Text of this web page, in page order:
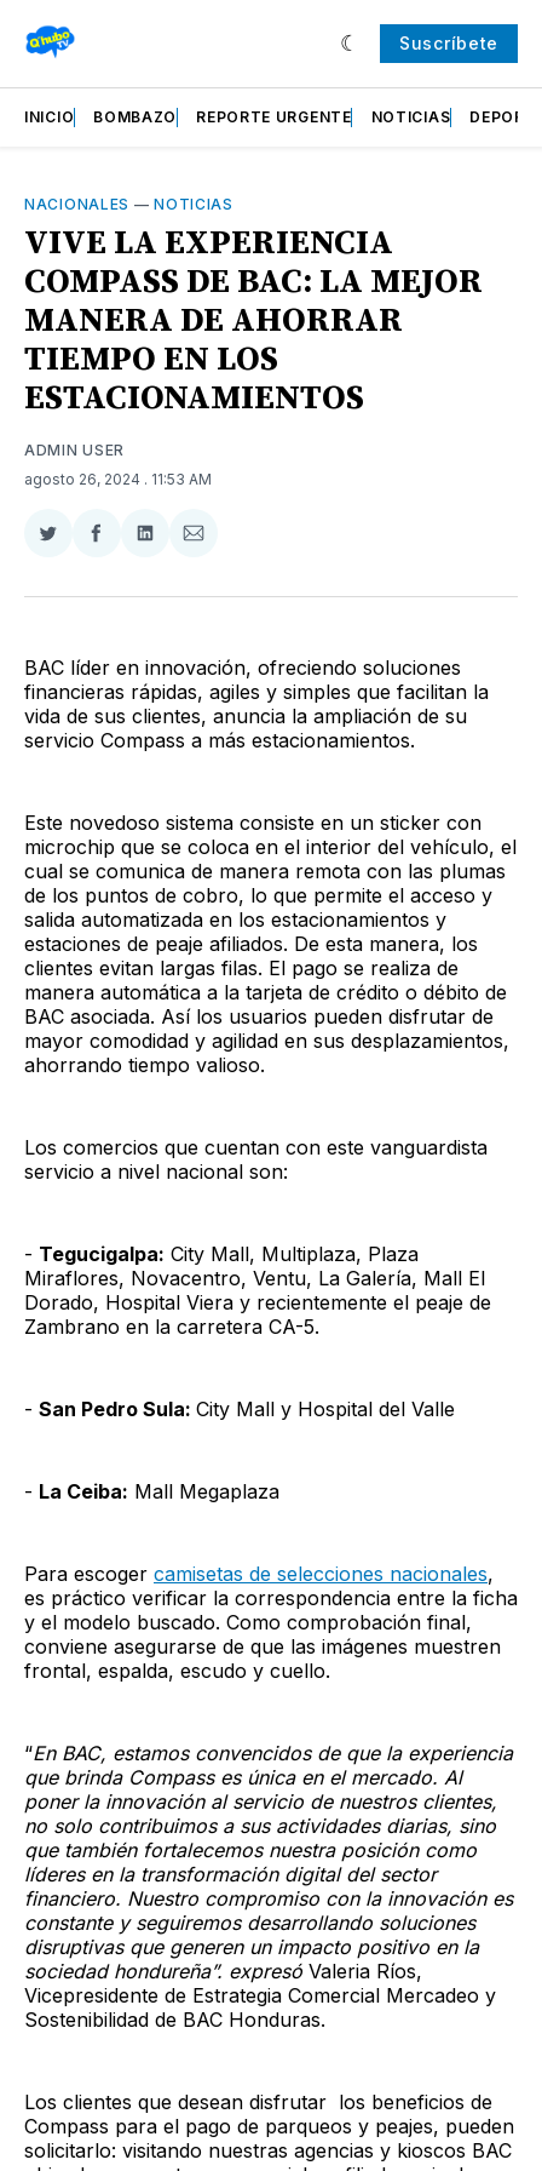
Suscríbete
INICIO BOMBAZO REPORTE URGENTE NOTICIAS
NACIONALES —NOTICIAS
VIVE LA EXPERIENCIA
COMPASS DE BAC: LA MEJOR
MANERA DE AHORRAR
TIEMPO EN LOS
ESTACIONAMIENTOS
ADMIN USER
agosto 26, 2024 . 11:53 AM
Compartir
Twitter
Compartir
Facebook
Compartir
LinkedIn
Compartir
Email
BAC líder en innovación, ofreciendo soluciones
financieras rápidas, agiles y simples que facilitan la
vida de sus clientes, anuncia la ampliación de su
servicio Compass a más estacionamientos.
Este novedoso sistema consiste en un sticker con
microchip que se coloca en el interior del vehículo, el
cual se comunica de manera remota con las plumas
de los puntos de cobro, lo que permite el acceso y
salida automatizada en los estacionamientos y
estaciones de peaje afiliados. De esta manera, los
clientes evitan largas filas. El pago se realiza de
manera automática a la tarjeta de crédito o débito de
BAC asociada. Así los usuarios pueden disfrutar de
mayor comodidad y agilidad en sus desplazamientos,
ahorrando tiempo valioso.
Los comercios que cuentan con este vanguardista
servicio a nivel nacional son:
- Tegucigalpa: City Mall, Multiplaza, Plaza
Miraflores, Novacentro, Ventu, La Galería, Mall El
Dorado, Hospital Viera y recientemente el peaje de
Zambrano en la carretera CA-5.
- San Pedro Sula: City Mall y Hospital del Valle
- La Ceiba: Mall Megaplaza
Para escoger camisetas de selecciones nacionales,
es práctico verificar la correspondencia entre la ficha
y el modelo buscado. Como comprobación final,
conviene asegurarse de que las imágenes muestren
frontal, espalda, escudo y cuello.
“En BAC, estamos convencidos de que la experiencia
que brinda Compass es única en el mercado. Al
poner la innovación al servicio de nuestros clientes,
no solo contribuimos a sus actividades diarias, sino
que también fortalecemos nuestra posición como
líderes en la transformación digital del sector
financiero. Nuestro compromiso con la innovación es
constante y seguiremos desarrollando soluciones
disruptivas que generen un impacto positivo en la
sociedad hondureña”. expresó Valeria Ríos,
Vicepresidente de Estrategia Comercial Mercadeo y
Sostenibilidad de BAC Honduras.
Los clientes que desean disfrutar los beneficios de
Compass para el pago de parqueos y peajes, pueden
solicitarlo: visitando nuestras agencias y kioscos BAC